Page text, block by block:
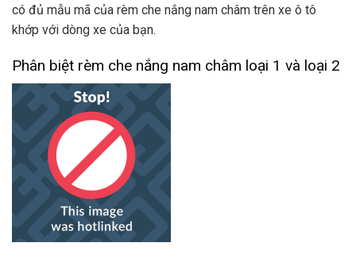
có đủ mẫu mã của rèm che nắng nam châm trên xe ô tô
khớp với dòng xe của bạn.
Phân biệt rèm che nắng nam châm loại 1 và loại 2